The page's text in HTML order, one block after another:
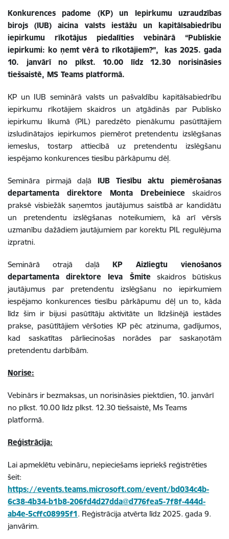
Konkurences padome (KP) un Iepirkumu uzraudzības
birojs (IUB) aicina valsts iestāžu un kapitālsabiedrību
iepirkumu rīkotājus piedalīties vebinārā “Publiskie
iepirkumi: ko ņemt vērā to rīkotājiem?”, kas 2025. gada
10. janvārī no plkst. 10.00 līdz 12.30 norisināsies
tiešsaistē, MS Teams platformā.
KP un IUB seminārā valsts un pašvaldību kapitālsabiedrību
iepirkumu rīkotājiem skaidros un atgādinās par Publisko
iepirkumu likumā (PIL) paredzēto pienākumu pasūtītājiem
izsludinātajos iepirkumos piemērot pretendentu izslēgšanas
iemeslus, tostarp attiecībā uz pretendentu izslēgšanu
iespējamo konkurences tiesību pārkāpumu dēļ.
Semināra pirmajā daļā IUB
Tiesību aktu piemērošanas
departamenta direktore Monta Drebeiniece skaidros
praksē visbiežāk saņemtos jautājumus saistībā ar kandidātu
un pretendentu izslēgšanas noteikumiem, kā arī vērsīs
uzmanību dažādiem jautājumiem par korektu PIL regulējuma
izpratni.
Seminārā otrajā daļā KP Aizliegtu vienošanos
departamenta direktore Ieva Šmiteskaidros būtiskus
jautājumus par pretendentu izslēgšanu no iepirkumiem
iespējamo konkurences tiesību pārkāpumu dēļ un to, kāda
līdz šim ir bijusi pasūtītāju aktivitāte un līdzšinējā iestādes
prakse, pasūtītājiem vēršoties KP pēc atzinuma, gadījumos,
kad saskatītas pārliecinošas norādes par saskaņotām
pretendentu darbībām.
Norise:
Vebinārs ir bezmaksas, un norisināsies piektdien, 10. janvārī
no plkst. 10.00 līdz plkst. 12.30 tiešsaistē, Ms Teams
platformā.
Reģistrācija:
Lai apmeklētu vebināru, nepieciešams iepriekš reģistrēties
šeit:
https://events.teams.microsoft.com/event/bd034c4b-
6c38-4b34-b1b8-206fd4d27dda@d776fea5-7f8f-444d-
ab4e-5cffc08995f1. Reģistrācija atvērta līdz 2025. gada 9.
janvārim.